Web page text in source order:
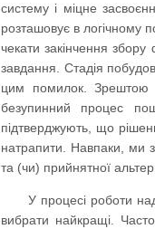
систему і міцне
розташовує в логічному
чекати закінчення
завдання. Стадія
цим помилок. Зрештою
безупинний процес
підтверджують, що
натрапити. Навпаки, ми
та (чи) прийнятної
У процесі роботи
вибрати найкращі.